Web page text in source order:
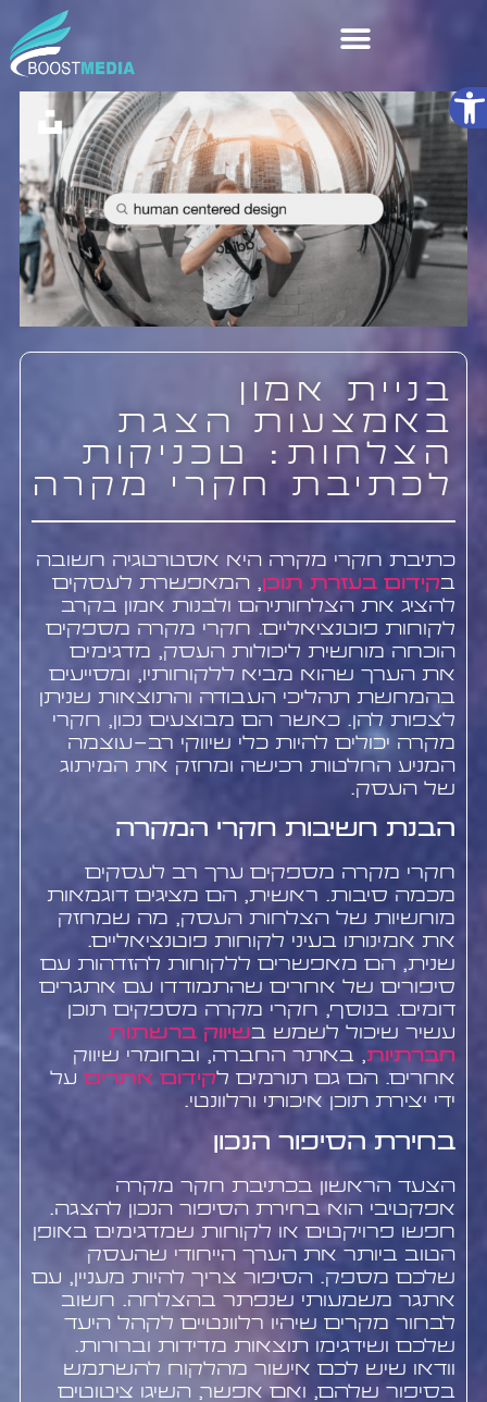
פתח סרגל נגישות
בניית אמון
באמצעות הצגת
הצלחות: טכניקות
לכתיבת חקרי מקרה
כתיבת חקרי מקרה היא אסטרטגיה חשובה
בקידום בעזרת תוכן, המאפשרת לעסקים
להציג את הצלחותיהם ולבנות אמון בקרב
לקוחות פוטנציאליים. חקרי מקרה מספקים
הוכחה מוחשית ליכולות העסק, מדגימים
את הערך שהוא מביא ללקוחותיו, ומסייעים
בהמחשת תהליכי העבודה והתוצאות שניתן
לצפות להן. כאשר הם מבוצעים נכון, חקרי
מקרה יכולים להיות כלי שיווקי רב-עוצמה
המניע החלטות רכישה ומחזק את המיתוג
של העסק.
הבנת חשיבות חקרי המקרה
חקרי מקרה מספקים ערך רב לעסקים
מכמה סיבות. ראשית, הם מציגים דוגמאות
מוחשיות של הצלחות העסק, מה שמחזק
את אמינותו בעיני לקוחות פוטנציאליים.
שנית, הם מאפשרים ללקוחות להזדהות עם
סיפורים של אחרים שהתמודדו עם אתגרים
דומים. בנוסף, חקרי מקרה מספקים תוכן
עשיר שיכול לשמש בשיווק ברשתות
חברתיות, באתר החברה, ובחומרי שיווק
אחרים. הם גם תורמים לקידום אתריםעל
ידי יצירת תוכן איכותי ורלוונטי.
בחירת הסיפור הנכון
הצעד הראשון בכתיבת חקר מקרה
אפקטיבי הוא בחירת הסיפור הנכון להצגה.
חפשו פרויקטים או לקוחות שמדגימים באופן
הטוב ביותר את הערך הייחודי שהעסק
שלכם מספק. הסיפור צריך להיות מעניין, עם
אתגר משמעותי שנפתר בהצלחה. חשוב
לבחור מקרים שיהיו רלוונטיים לקהל היעד
שלכם ושידגימו תוצאות מדידות וברורות.
וודאו שיש לכם אישור מהלקוח להשתמש
בסיפור שלהם, ואם אפשר, השיגו ציטוטים